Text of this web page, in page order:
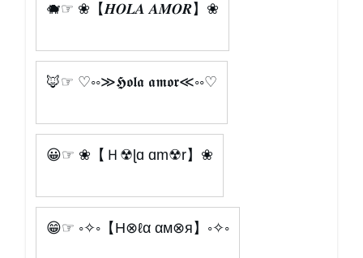
🐗☞ ❀【𝑯𝑶𝑳𝑨 𝑨𝑴𝑶𝑹】❀
🦊☞ ♡◦◦≫𝕳𝖔𝖑𝖆 𝖆𝖒𝖔𝖗≪◦◦♡
😀☞ ❀【Ｈ☢ɭɑ ɑm☢r】❀
😁☞ ◦✧◦【H⊗ℓα αм⊗я】◦✧◦